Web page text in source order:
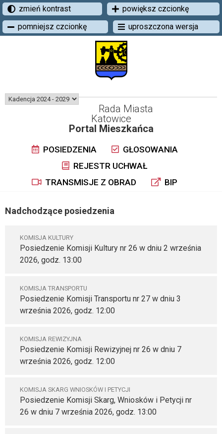
zmień kontrast
powiększ czcionkę
pomniejsz czcionkę
uproszczona wersja
Rada Miasta
Katowice
Portal Mieszkańca
POSIEDZENIA
GŁOSOWANIA
REJESTR UCHWAŁ
TRANSMISJE Z OBRAD
BIP
Nadchodzące posiedzenia
KOMISJA KULTURY
Posiedzenie Komisji Kultury nr 26 w dniu 2 września
2026, godz. 13:00
KOMISJA TRANSPORTU
Posiedzenie Komisji Transportu nr 27 w dniu 3
września 2026, godz. 12:00
KOMISJA REWIZYJNA
Posiedzenie Komisji Rewizyjnej nr 26 w dniu 7
września 2026, godz. 12:00
KOMISJA SKARG WNIOSKÓW I PETYCJI
Posiedzenie Komisji Skarg, Wniosków i Petycji nr
26 w dniu 7 września 2026, godz. 13:00